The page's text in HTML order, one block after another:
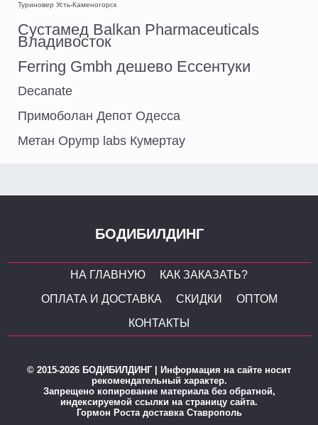
Туриновер Усть-Каменогорск
Сустамед Balkan Pharmaceuticals
Владивосток
Ferring Gmbh дешево Ессентуки
Decanate
Примоболан Депот Одесса
Метан Opymp labs Кумертау
БОДИБИЛДИНГ
НА ГЛАВНУЮ
КАК ЗАКАЗАТЬ?
ОПЛАТА И ДОСТАВКА
СКИДКИ
ОПТОМ
КОНТАКТЫ
© 2015-2026 БОДИБИЛДИНГ | Информация на сайте носит
рекомендательный характер.
Запрещено копирование материала без обратной,
индексируемой ссылки на страницу сайта.
Гормон Роста доставка Ставрополь